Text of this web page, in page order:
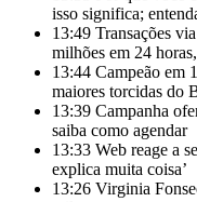
isso significa;
13:49 Transações
milhões em 24
13:44 Campeão em
maiores torcidas do
13:39 Campanha
saiba como agendar
13:33 Web reage a
explica muita coisa’
13:26 Virginia